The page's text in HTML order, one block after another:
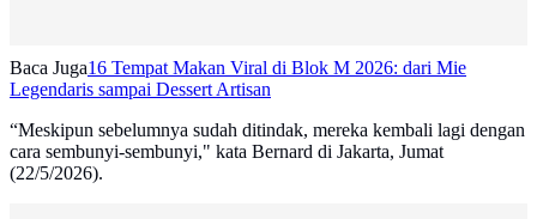
Baca Juga16 Tempat Makan Viral di Blok M 2026: dari Mie
Legendaris sampai Dessert Artisan
“Meskipun sebelumnya sudah ditindak, mereka kembali lagi dengan
cara sembunyi-sembunyi," kata Bernard di Jakarta, Jumat
(22/5/2026).